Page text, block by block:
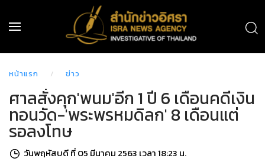
หน้าแรก ข่าว
ศาลสั่งคุก'พนม'อีก 1 ปี 6 เดือนคดีเงิน
ทอนวัด-'พระพรหมดิลก' 8 เดือนแต่
รอลงโทษ
วันพฤหัสบดี ที่ 05 มีนาคม 2563 เวลา 18:23 น.